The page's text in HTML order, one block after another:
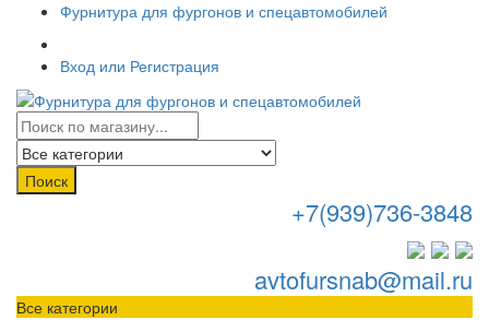
Фурнитура для фургонов и спецавтомобилей
Вход или Регистрация
Поиск
+7(939)736-3848
avtofursnab@mail.ru
Все категории